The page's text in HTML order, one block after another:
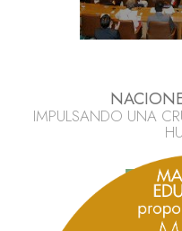
IMPULSANDO UNA